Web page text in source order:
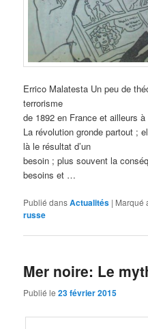
Errico Malatesta Un peu de
terrorisme
de 1892 en France et ailleurs
La révolution gronde partout ;
là le résultat d’un
besoin ; plus souvent la
besoins et …
Publié dansActualités | Marqué
russe
Mer noire: Le
Publié le23 février 2015